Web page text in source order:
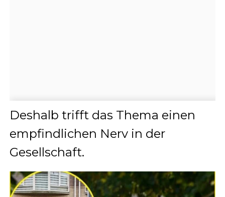
Deshalb trifft das Thema einen
empfindlichen Nerv in der
Gesellschaft.